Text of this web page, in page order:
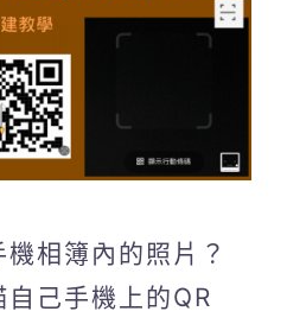
相簿內的照片？
己手機上的QR